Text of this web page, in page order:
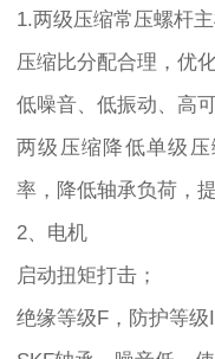
1.两级‌‌压缩常压螺杆
压缩比分配合理，优
低噪音、低振动、高
两级压缩降低单级
率，降低轴承负荷，
2、电机
启动扭矩打击；
绝缘等级F，防护等级